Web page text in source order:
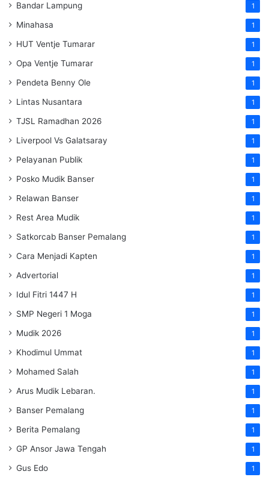
Bandar Lampung 1
Minahasa 1
HUT Ventje Tumarar 1
Opa Ventje Tumarar 1
Pendeta Benny Ole 1
Lintas Nusantara 1
TJSL Ramadhan 2026 1
Liverpool Vs Galatsaray 1
Pelayanan Publik 1
Posko Mudik Banser 1
Relawan Banser 1
Rest Area Mudik 1
Satkorcab Banser Pemalang 1
Cara Menjadi Kapten 1
Advertorial 1
Idul Fitri 1447 H 1
SMP Negeri 1 Moga 1
Mudik 2026 1
Khodimul Ummat 1
Mohamed Salah 1
Arus Mudik Lebaran. 1
Banser Pemalang 1
Berita Pemalang 1
GP Ansor Jawa Tengah 1
Gus Edo 1